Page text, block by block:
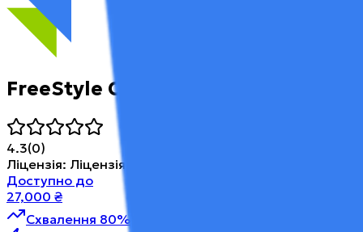
FreeStyle Credit
4.3(0)
Ліцензія: Ліцензія НБУ від 08.03.2024
Доступно до
27,000 ₴
Схвалення 80%